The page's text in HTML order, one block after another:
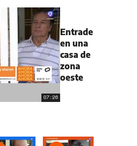
07:26
Entradera
en una
casa de
zona
oeste